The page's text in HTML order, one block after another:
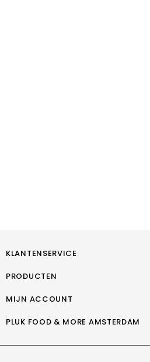
KLANTENSERVICE
PRODUCTEN
MIJN ACCOUNT
PLUK FOOD & MORE AMSTERDAM